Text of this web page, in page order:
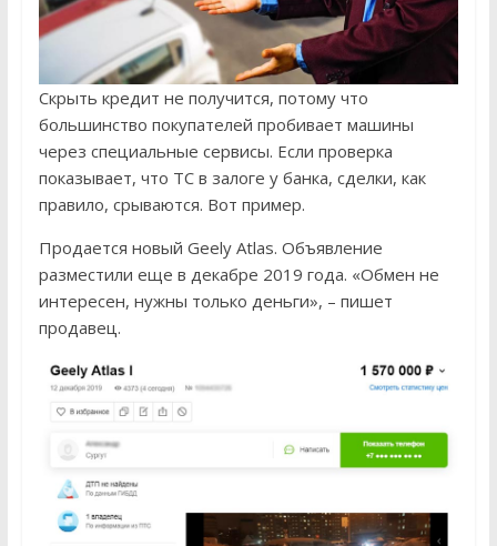
Скрыть кредит не получится, потому что
большинство покупателей пробивает машины
через специальные сервисы. Если проверка
показывает, что ТС в залоге у банка, сделки, как
правило, срываются. Вот пример.
Продается новый Geely Atlas. Объявление
разместили еще в декабре 2019 года. «Обмен не
интересен, нужны только деньги», – пишет
продавец.